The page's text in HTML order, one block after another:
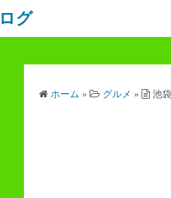
グ
ホーム » グルメ » 池